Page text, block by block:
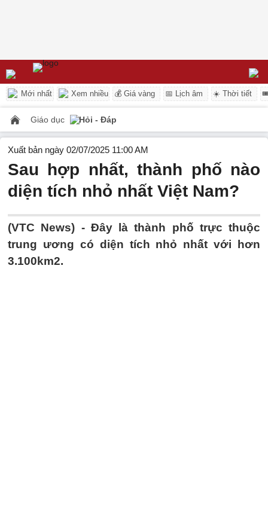
Mới nhất Xem nhiều 💰 Giá vàng 📅 Lịch âm ☀️ Thời tiết
Giáo dục Hỏi - Đáp
Xuất bản ngày 02/07/2025 11:00 AM
Sau hợp nhất, thành phố nào
diện tích nhỏ nhất Việt Nam?
(VTC News) - Đây là thành phố trực thuộc
trung ương có diện tích nhỏ nhất với hơn
3.100km2.